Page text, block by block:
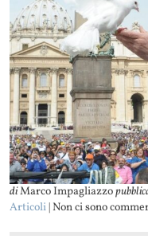
diMarco Impagliazzo
Articoli | Non ci sono